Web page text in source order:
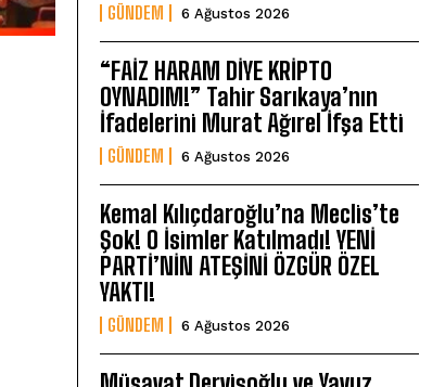
GÜNDEM 6 Ağustos 2026
“FAİZ HARAM DİYE KRİPTO
OYNADIM!” Tahir Sarıkaya’nın
İfadelerini Murat Ağırel İfşa Etti
GÜNDEM 6 Ağustos 2026
Kemal Kılıçdaroğlu’na Meclis’te
Şok! O İsimler Katılmadı! YENİ
PARTİ’NİN ATEŞİNİ ÖZGÜR ÖZEL
YAKTI!
GÜNDEM 6 Ağustos 2026